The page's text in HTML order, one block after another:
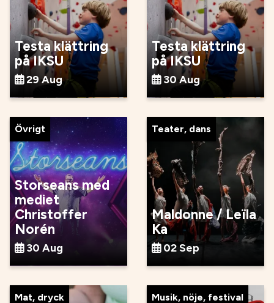
Testa klättring
på IKSU
29 Aug
Testa klättring
på IKSU
30 Aug
Övrigt
Storseans med
mediet
Christoffer
Norén
30 Aug
Teater, dans
Maldonne / Leïla
Ka
02 Sep
Mat, dryck Musik, nöje, festival